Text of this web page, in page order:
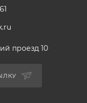
проезд 10